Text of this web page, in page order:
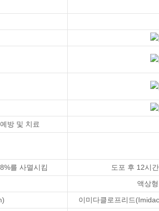
방 및 치료
를 사멸시킴
도포 후 12시
액상
이미다클로프리드